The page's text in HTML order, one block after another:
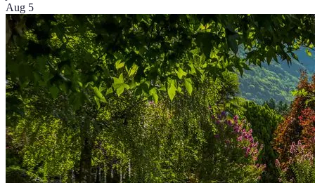
Aug 5